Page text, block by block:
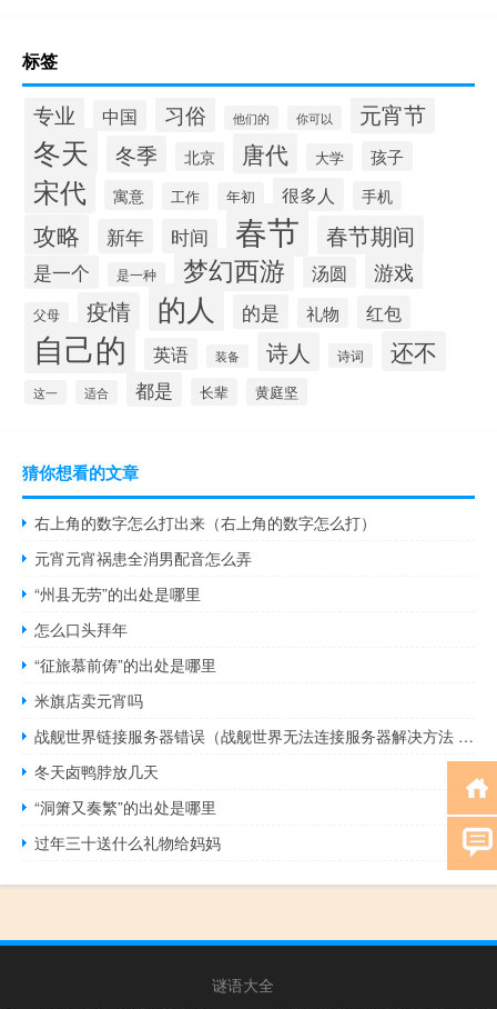
标签
专业 中国 习俗 他们的 你可以 元宵节
冬天 冬季 北京 唐代 大学 孩子
宋代 寓意 工作 年初 很多人 手机
攻略 新年 时间 春节 春节期间
是一个 是一种 梦幻西游 汤圆 游戏
父母 疫情 的人 的是 礼物 红包
自己的 英语 装备 诗人 诗词 还不
这一 适合 都是 长辈 黄庭坚
猜你想看的文章
右上角的数字怎么打出来（右上角的数字怎么打）
元宵元宵祸患全消男配音怎么弄
“州县无劳”的出处是哪里
怎么口头拜年
“征旅慕前俦”的出处是哪里
米旗店卖元宵吗
战舰世界链接服务器错误（战舰世界无法连接服务器解决方法 无法登陆怎么办）
冬天卤鸭脖放几天
“洞箫又奏繁”的出处是哪里
过年三十送什么礼物给妈妈
谜语大全